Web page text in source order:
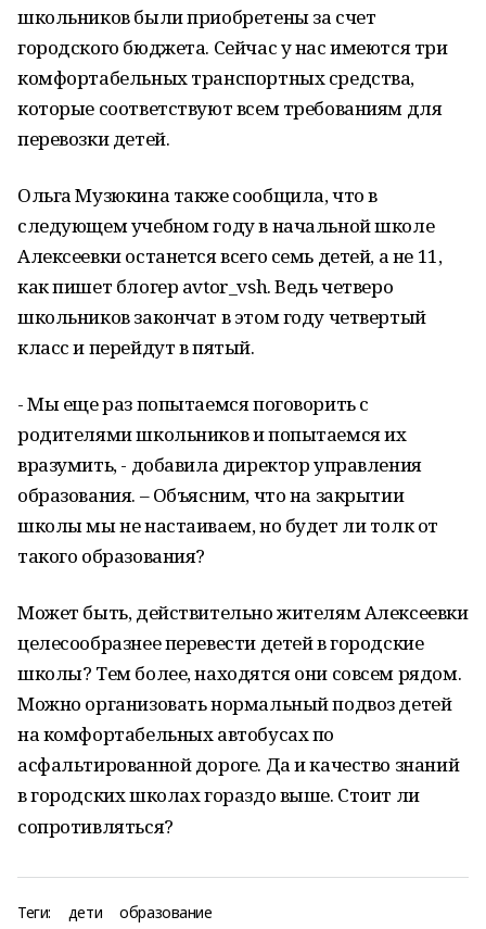
школьников были приобретены за счет
городского бюджета. Сейчас у нас имеются три
комфортабельных транспортных средства,
которые соответствуют всем требованиям для
перевозки детей.
Ольга Музюкина также сообщила, что в
следующем учебном году в начальной школе
Алексеевки останется всего семь детей, а не 11,
как пишет блогер avtor_vsh. Ведь четверо
школьников закончат в этом году четвертый
класс и перейдут в пятый.
- Мы еще раз попытаемся поговорить с
родителями школьников и попытаемся их
вразумить, - добавила директор управления
образования. – Объясним, что на закрытии
школы мы не настаиваем, но будет ли толк от
такого образования?
Может быть, действительно жителям Алексеевки
целесообразнее перевести детей в городские
школы? Тем более, находятся они совсем рядом.
Можно организовать нормальный подвоз детей
на комфортабельных автобусах по
асфальтированной дороге. Да и качество знаний
в городских школах гораздо выше. Стоит ли
сопротивляться?
Теги: дети образование